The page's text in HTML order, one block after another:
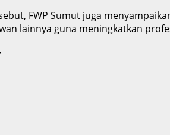
FWP Sumut juga
lainnya guna meningkatkan